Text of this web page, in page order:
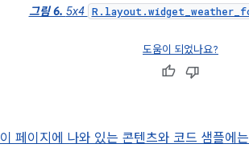
그림 6. 5x4
도움이 되었나요?
이 페이지에 나와 있는 콘텐츠와 코드 샘플에는